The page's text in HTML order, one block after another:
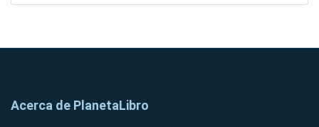
Acerca de PlanetaLibro